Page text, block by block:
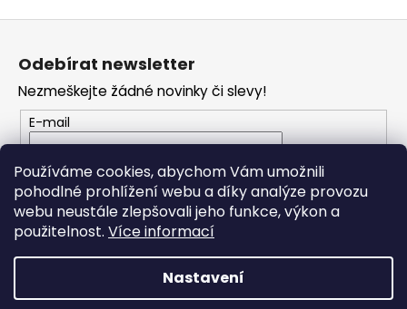
Používáme cookies, abychom Vám umožnili
pohodlné prohlížení webu a díky analýze provozu
webu neustále zlepšovali jeho funkce, výkon a
použitelnost. Více informací
Nastavení
YARNART
FLOWERS
274
200
Kč
Z
í
Odebírat newsletter
Nezmeškejte žádné novinky či slevy!
E-mail
Vložením e-mailu souhlasíte s podmínkami
ochrany osobních údajů
PŘIHLÁSIT SE